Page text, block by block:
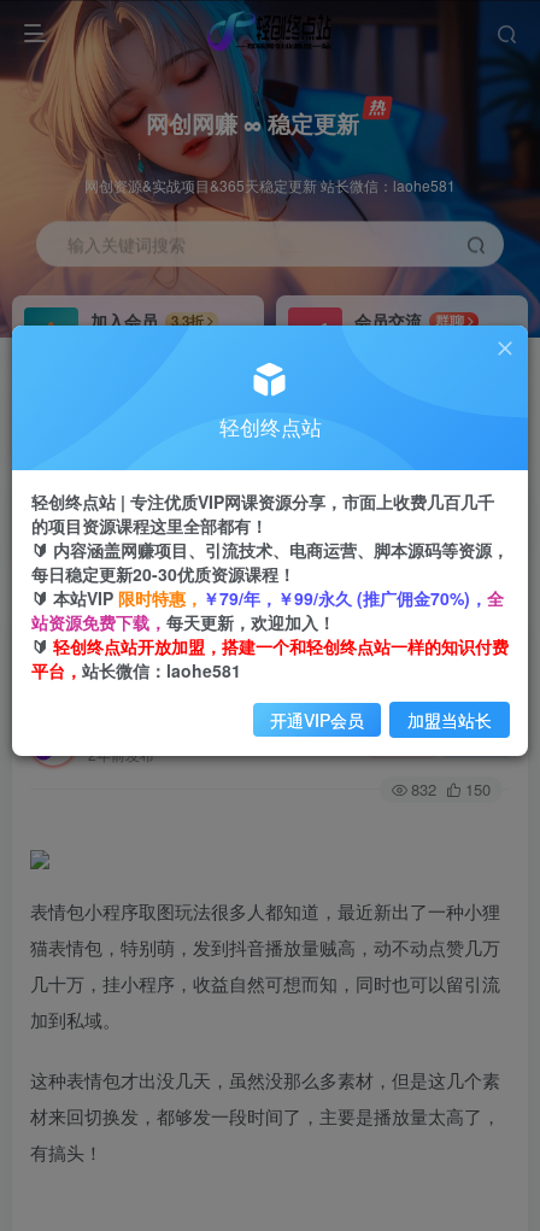
网创网赚 ∞ 稳定更新
网创资源&实战项目&365天稳定更新 站长微信：laohe581
输入关键词搜索
加入会员
3.3折
会员交流
群聊
首页 创业课程 会员专属 正文
（7900期）小狸猫loopy表情包小程序取图玩法，
最新出的表情包素材
2年前发布
关注 私信
832 150
表情包小程序取图玩法很多人都知道，最近新出了一种小狸
猫表情包，特别萌，发到抖音播放量贼高，动不动点赞几万
几十万，挂小程序，收益自然可想而知，同时也可以留引流
加到私域。
这种表情包才出没几天，虽然没那么多素材，但是这几个素
材来回切换发，都够发一段时间了，主要是播放量太高了，
有搞头！
轻创终点站
轻创终点站 | 专注优质VIP网课资源分享，市面上收费几百几千
的项目资源课程这里全部都有！
🔰 内容涵盖网赚项目、引流技术、电商运营、脚本源码等资源，
每日稳定更新20-30优质资源课程！
🔰 本站VIP 限时特惠， ￥79/年，￥99/永久 (推广佣金70%)， 全
站资源免费下载， 每天更新，欢迎加入！
🔰 轻创终点站开放加盟，搭建一个和轻创终点站一样的知识付费
平台， 站长微信：laohe581
开通VIP会员 加盟当站长